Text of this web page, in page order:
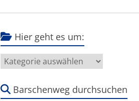
Hier geht es um:
Hier
geht
um:Barschenweg durchsuchen